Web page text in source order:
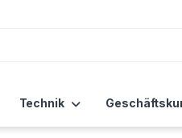
Technik